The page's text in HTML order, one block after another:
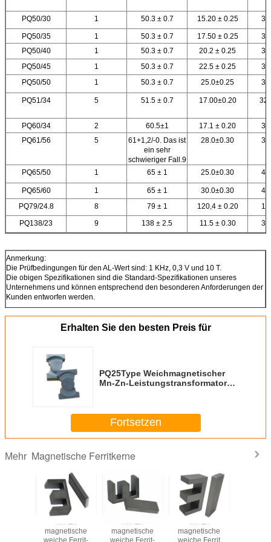
PQ50/30 1 50.3 ± 0.7 15.20 ± 0.25
PQ50/35 1 50.3 ± 0.7 17.50 ± 0.25
PQ50/40
1 50.3 ± 0.7 20.2 ± 0.25
PQ50/45
1 50.3 ± 0.7 22.5 ± 0.25
PQ50/50
1 50.3 ± 0.7 25.0±0.25
PQ51/34 5 51.5 ± 0.7 17.00±0.20
PQ60/34 2 60.5±1 17.1 ± 0.20
PQ61/56
5
61+1,2/-0. Das ist
ein sehr
schwieriger Fall.9
28.0±0.30
PQ65/50 1 65 ± 1 25.0±0.30
PQ65/60 1 65 ± 1 30.0±0.30
PQ79/24.8
8 79 ± 1 120,4 ± 0.20
PQ138/23
9 138 ± 2.5 11.5 ± 0.30
Anmerkung:
Die Prüfbedingungen für den AL-Wert sind: 1 KHz, 0,3 V und 10 T.
Die obigen Spezifikationen sind die Standard-Spezifikationen unseres
Unternehmens und können entsprechend den besonderen Anforderungen der
Kunden entworfen werden.
Erhalten Sie den besten Preis für
PQ25Type Weichmagnetischer
Mn-Zn-Leistungstransformator
Fortsetzen
Mehr Magnetische Ferritkerne
magnetische
weiche Ferrit-
magnetische
weiche Ferrit-
magnetische
weiche Ferrit